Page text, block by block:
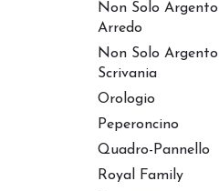
Non Solo Argento
Arredo
Non Solo Argento
Scrivania
Orologio
Peperoncino
Quadro-Pannello
Royal Family